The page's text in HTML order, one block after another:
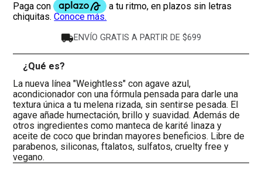
ENVÍO GRATIS A PARTIR DE $699
¿Qué es?
La nueva línea "Weightless" con agave azul,
acondicionador con una fórmula pensada para darle una
textura única a tu melena rizada, sin sentirse pesada. El
agave añade humectación, brillo y suavidad. Además de
otros ingredientes como manteca de karité linaza y
aceite de coco que brindan mayores beneficios. Libre de
parabenos, siliconas, ftalatos, sulfatos, cruelty free y
vegano.